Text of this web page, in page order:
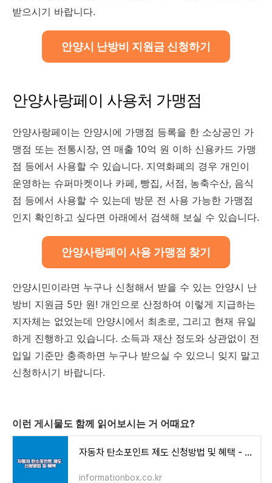
받으시기 바랍니다.
안양시 난방비 지원금 신청하기
안양사랑페이 사용처 가맹점
안양사랑페이는 안양시에 가맹점 등록을 한 소상공인 가
맹점 또는 전통시장, 연 매출 10억 원 이하 신용카드 가맹
점 등에서 사용할 수 있습니다. 지역화폐의 경우 개인이
운영하는 슈퍼마켓이나 카페, 빵집, 서점, 농축수산, 음식
점 등에서 사용할 수 있는데 방문 전 사용 가능한 가맹점
인지 확인하고 싶다면 아래에서 검색해 보실 수 있습니다.
안양사랑페이 사용 가맹점 찾기
안양시민이라면 누구나 신청해서 받을 수 있는 안양시 난
방비 지원금 5만 원! 개인으로 산정하여 이렇게 지급하는
지자체는 없었는데 안양시에서 최초로, 그리고 현재 유일
하게 진행하고 있습니다. 소득과 재산 정도와 상관없이 전
입일 기준만 충족하면 누구나 받으실 수 있으니 잊지 말고
신청하시기 바랍니다.
이런 게시물도 함께 읽어보시는 거 어때요?
자동차 탄소포인트 제도 신청방법 및 혜택 - 인포메이션 박스
informationbox.co.kr